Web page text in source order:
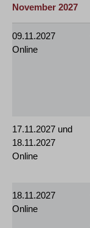
November 2027
09.11.2027
Online
17.11.2027 und
18.11.2027
Online
18.11.2027
Online